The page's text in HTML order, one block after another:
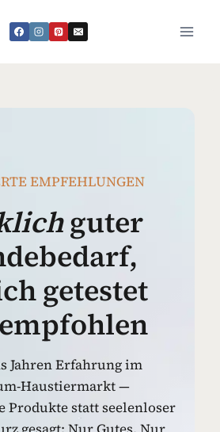
EMPFEHLUNGEN
guter
getestet
Jahren Erfahrung im
Haustiermarkt —
Produkte statt seelenloser